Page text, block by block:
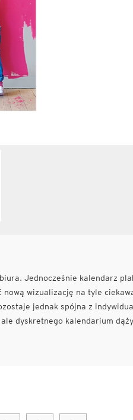
Jednocześnie kalendarz
wizualizację na tyle
jednak spójna z
dyskretnego kalendarium